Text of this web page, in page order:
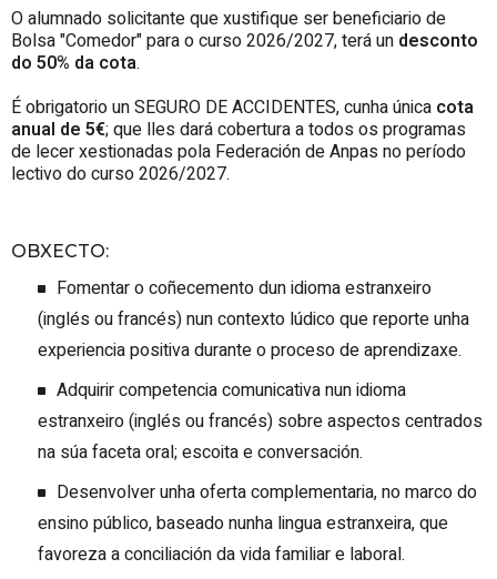
O alumnado solicitante que xustifique ser beneficiario de
Bolsa "Comedor" para o curso 2026/2027, terá un desconto
do 50% da cota.
É obrigatorio un SEGURO DE ACCIDENTES, cunha única cota
anual de 5€; que lles dará cobertura a todos os programas
de lecer xestionadas pola Federación de Anpas no período
lectivo do curso 2026/2027.
OBXECTO:
Fomentar o coñecemento dun idioma estranxeiro
(inglés ou francés) nun contexto lúdico que reporte unha
experiencia positiva durante o proceso de aprendizaxe.
Adquirir competencia comunicativa nun idioma
estranxeiro (inglés ou francés) sobre aspectos centrados
na súa faceta oral; escoita e conversación.
Desenvolver unha oferta complementaria, no marco do
ensino público, baseado nunha lingua estranxeira, que
favoreza a conciliación da vida familiar e laboral.